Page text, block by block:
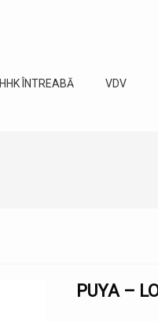
HHK ÎNTREABĂ VDV
PUYA –